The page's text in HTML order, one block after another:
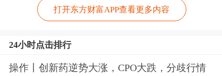
残骸四散。当地电视台播放的坠机现场
大楼楼体漆黑，外墙玻璃几乎全部被
毁。
打开东方财富APP查看更多内容
24小时点击排行
操作丨创新药逆势大涨，CPO大跌，分歧行情